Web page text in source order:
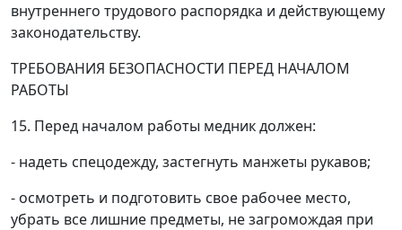
внутреннего трудового распорядка и действующему
законодательству.
ТРЕБОВАНИЯ БЕЗОПАСНОСТИ ПЕРЕД НАЧАЛОМ
РАБОТЫ
15. Перед началом работы медник должен:
- надеть спецодежду, застегнуть манжеты рукавов;
- осмотреть и подготовить свое рабочее место,
убрать все лишние предметы, не загромождая при